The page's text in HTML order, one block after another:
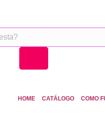
HOME CATÁLOGO COMO